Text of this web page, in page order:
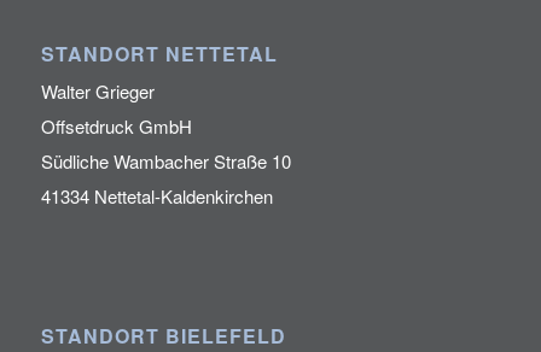
STANDORT NETTETAL
Walter Grieger
Offsetdruck GmbH
Südliche Wambacher Straße 10
41334 Nettetal-Kaldenkirchen
STANDORT BIELEFELD